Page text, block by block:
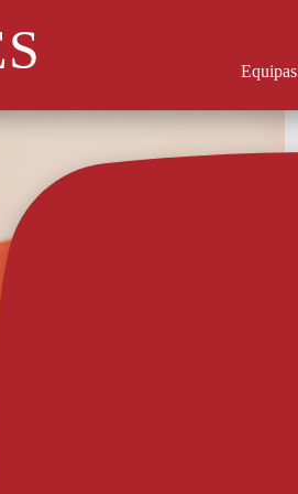
Equipas